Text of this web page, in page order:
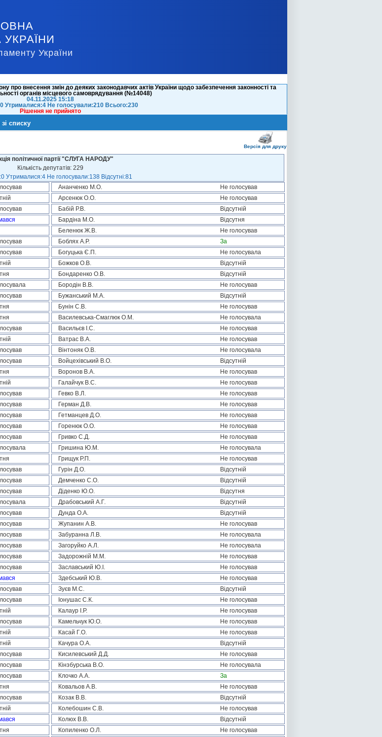
УКРАЇНИ
України
про внесення змін до деяких законодавчих актів України щодо забезпечення законності та
органів місцевого самоврядування (№14048)
04.11.2025 15:18
Утрималися:4 Не голосували:210 Всього:230
Рішення не прийнято
списку
Версія для друку
політичної партії "СЛУГА НАРОДУ"
Кількість депутатів: 229
Утрималися:4 Не голосували:138 Відсутні:81
Ананченко М.О.
Не голосував
Арсенюк О.О.
Не голосував
Бабій Р.В.
Відсутній
Бардіна М.О.
Відсутня
Беленюк Ж.В.
Не голосував
Боблях А.Р.
За
Богуцька Є.П.
Не голосувала
Божков О.В.
Відсутній
Бондаренко О.В.
Відсутній
Бородін В.В.
Не голосував
Бужанський М.А.
Відсутній
Бунін С.В.
Не голосував
Василевська-Смаглюк О.М.
Не голосувала
Васильєв І.С.
Не голосував
Ватрас В.А.
Не голосував
Вінтоняк О.В.
Не голосувала
Войцехівський В.О.
Відсутній
Воронов В.А.
Не голосував
Галайчук В.С.
Не голосував
Гевко В.Л.
Не голосував
Герман Д.В.
Не голосував
Гетманцев Д.О.
Не голосував
Горенюк О.О.
Не голосував
Гривко С.Д.
Не голосував
Гришина Ю.М.
Не голосувала
Грищук Р.П.
Не голосував
Гурін Д.О.
Відсутній
Демченко С.О.
Відсутній
Діденко Ю.О.
Відсутня
Драбовський А.Г.
Відсутній
Дунда О.А.
Відсутній
Жупанин А.В.
Не голосував
Забуранна Л.В.
Не голосувала
Загоруйко А.Л.
Не голосувала
Задорожній М.М.
Не голосував
Заславський Ю.І.
Не голосував
Здебський Ю.В.
Не голосував
Зуєв М.С.
Відсутній
Іонушас С.К.
Не голосував
Калаур І.Р.
Не голосував
Камельчук Ю.О.
Не голосував
Касай Г.О.
Не голосував
Качура О.А.
Відсутній
Кисилевський Д.Д.
Не голосував
Кінзбурська В.О.
Не голосувала
Клочко А.А.
За
Ковальов А.В.
Не голосував
Козак В.В.
Відсутній
Колебошин С.В.
Не голосував
Колюх В.В.
Відсутній
Копиленко О.Л.
Не голосував